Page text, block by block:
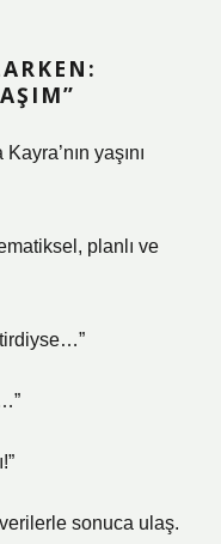
yaşını
planlı ve
sonuca ulaş.